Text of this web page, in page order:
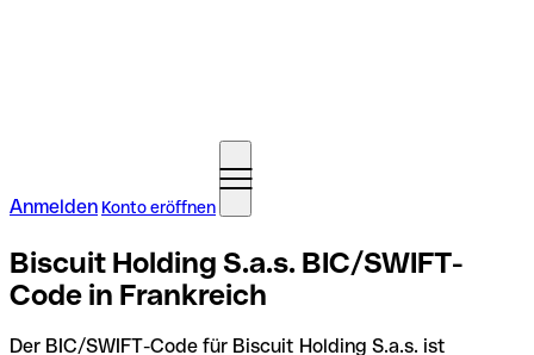
Anmelden Konto eröffnen
Biscuit Holding S.a.s. BIC/SWIFT-
Code in Frankreich
Der BIC/SWIFT-Code für Biscuit Holding S.a.s. ist